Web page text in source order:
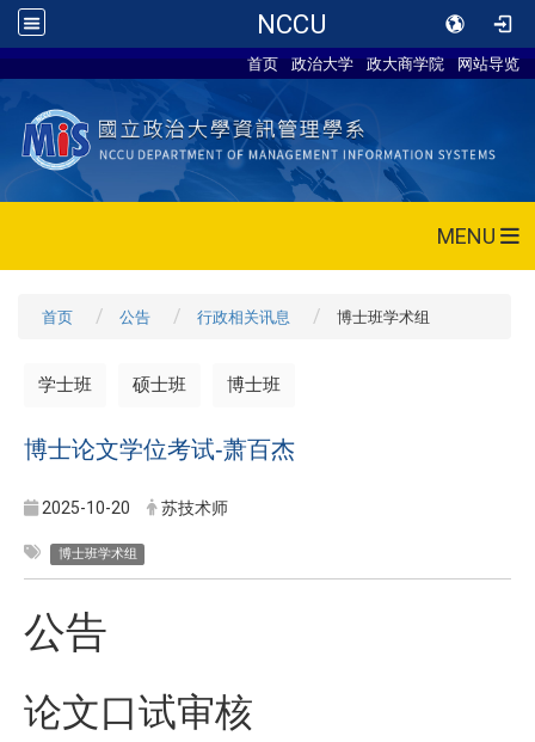
NCCU
首页 政治大学 政大商学院 网站导览
MENU
首页 公告 行政相关讯息 博士班学术组
学士班 硕士班 博士班
博士论文学位考试-萧百杰
2025-10-20 苏技术师
博士班学术组
公告
论文口试审核